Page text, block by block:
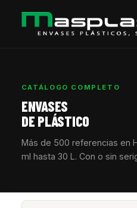
CATÁLOGO COMPLETO
ENVASES
DE PLÁSTICO
Más de 500 referencias en
ml hasta 30 L. Con o sin